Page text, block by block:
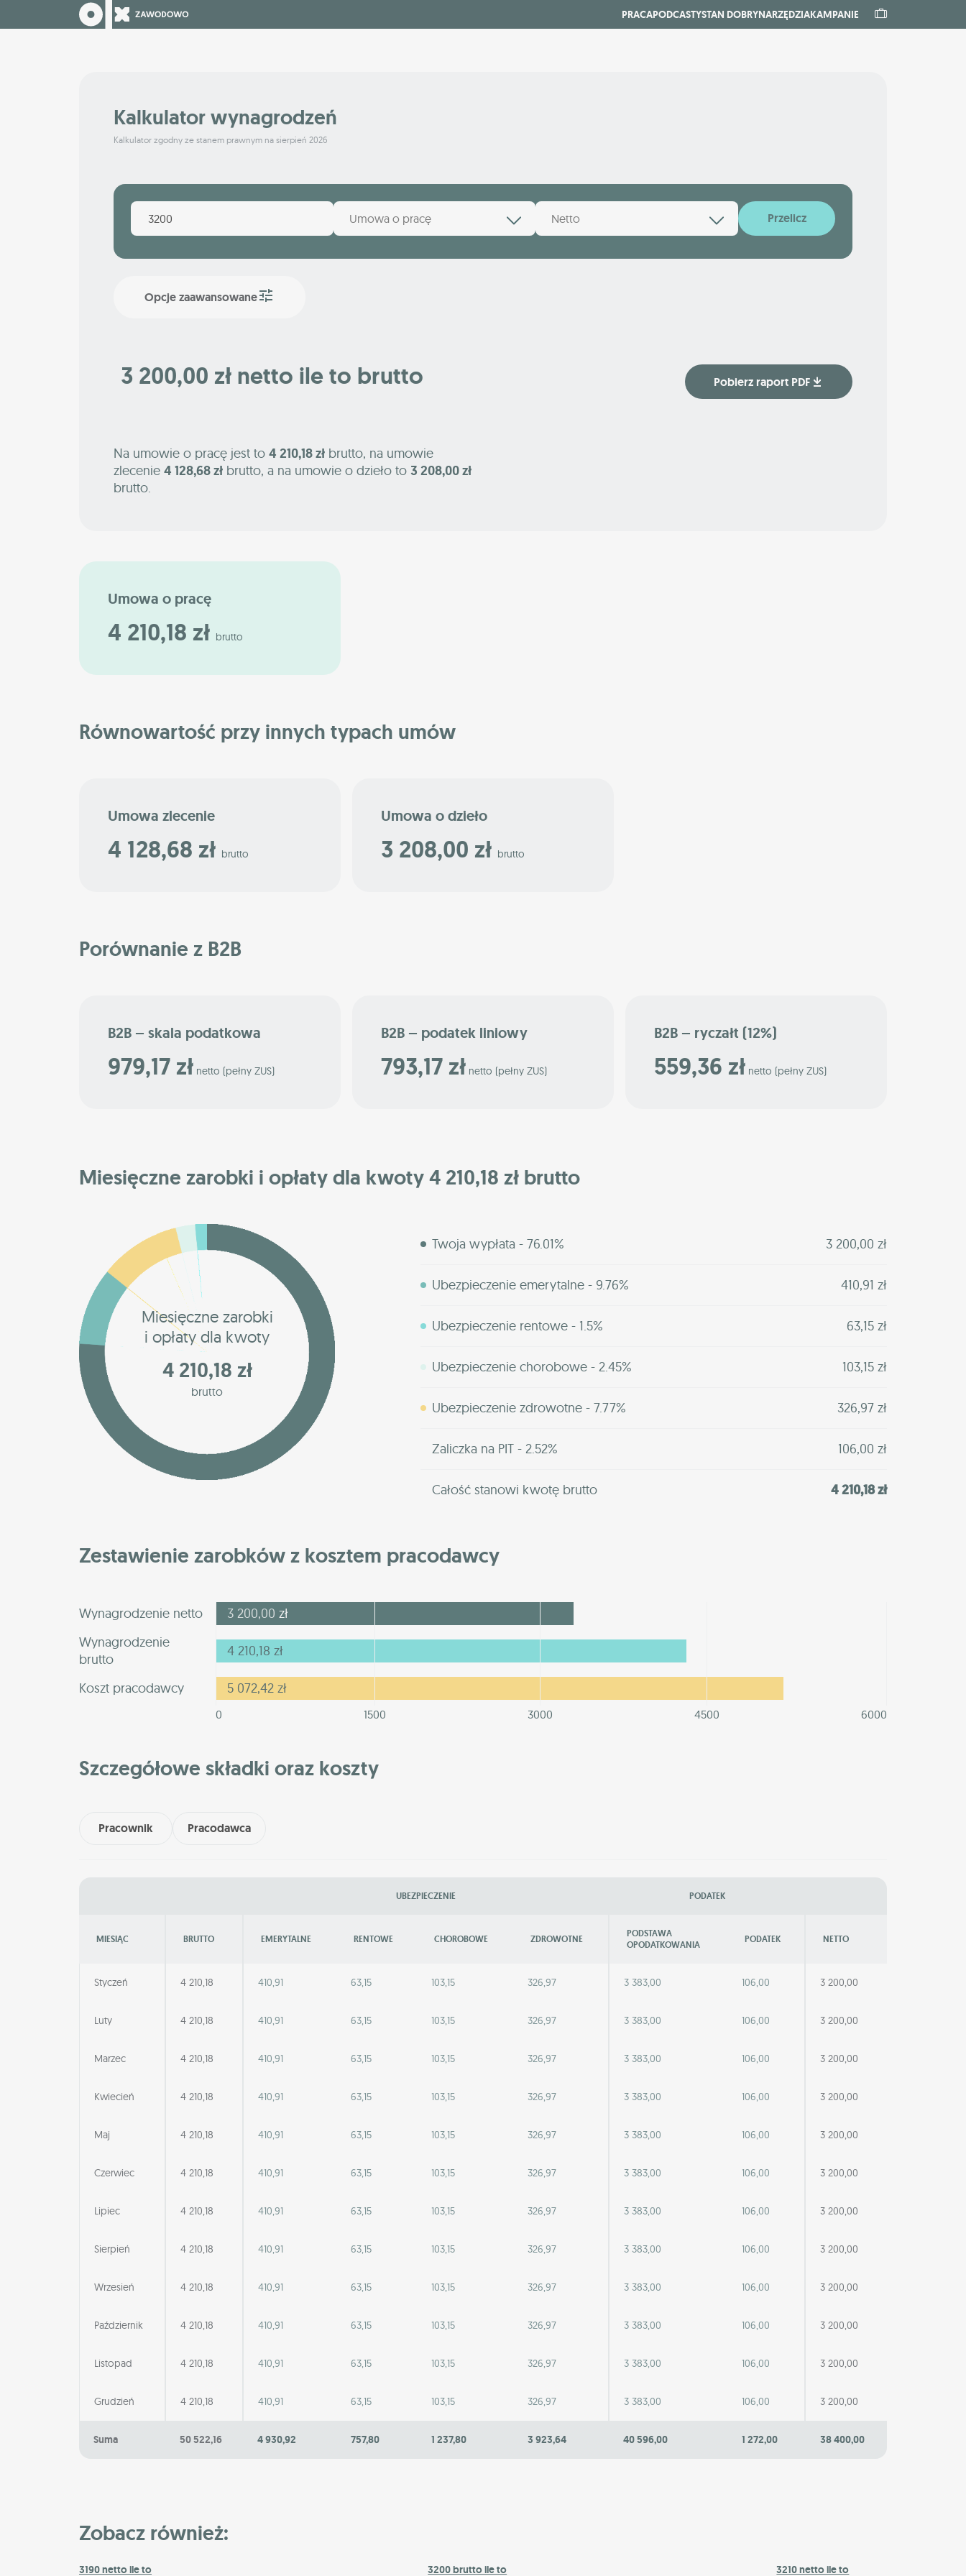
PRACAPODCASTYSTAN DOBRYNARZĘDZIAKAMPANIE
Kalkulator wynagrodzeń
Kalkulator zgodny ze stanem prawnym na sierpień 2026
Umowa o pracę Netto Przelicz
Opcje zaawansowane
3 200,00 zł netto ile to brutto Pobierz raport PDF
Na umowie o pracę jest to 4 210,18 zł brutto, na umowie
zlecenie 4 128,68 zł brutto, a na umowie o dzieło to 3 208,00 zł
brutto.
Umowa o pracę
4 210,18 zł brutto
Równowartość przy innych typach umów
Umowa zlecenie
4 128,68 zł brutto
Umowa o dzieło
3 208,00 zł brutto
Porównanie z B2B
B2B – skala podatkowa
979,17 zł netto (pełny ZUS)
B2B – podatek liniowy
793,17 zł netto (pełny ZUS)
B2B – ryczałt (12%)
559,36 zł netto (pełny ZUS)
Miesięczne zarobki i opłaty dla kwoty 4 210,18 zł brutto
Miesięczne zarobki
i opłaty dla kwoty
4 210,18 zł
brutto
Twoja wypłata - 76.01% 3 200,00 zł
Ubezpieczenie emerytalne - 9.76% 410,91 zł
Ubezpieczenie rentowe - 1.5% 63,15 zł
Ubezpieczenie chorobowe - 2.45% 103,15 zł
Ubezpieczenie zdrowotne - 7.77% 326,97 zł
Zaliczka na PIT - 2.52% 106,00 zł
Całość stanowi kwotę brutto 4 210,18 zł
Zestawienie zarobków z kosztem pracodawcy
Wynagrodzenie netto 3 200,00 zł
Wynagrodzenie
brutto
4 210,18 zł
Koszt pracodawcy 5 072,42 zł
0 1500 3000 4500 6000
Szczegółowe składki oraz koszty
Pracownik Pracodawca
UBEZPIECZENIE PODATEK
MIESIĄC BRUTTO EMERYTALNE RENTOWE CHOROBOWE ZDROWOTNE
PODSTAWA
OPODATKOWANIA
PODATEK NETTO
Styczeń 4 210,18 410,91 63,15 103,15 326,97 3 383,00 106,00 3 200,00
Luty 4 210,18 410,91 63,15 103,15 326,97 3 383,00 106,00 3 200,00
Marzec 4 210,18 410,91 63,15 103,15 326,97 3 383,00 106,00 3 200,00
Kwiecień 4 210,18 410,91 63,15 103,15 326,97 3 383,00 106,00 3 200,00
Maj 4 210,18 410,91 63,15 103,15 326,97 3 383,00 106,00 3 200,00
Czerwiec 4 210,18 410,91 63,15 103,15 326,97 3 383,00 106,00 3 200,00
Lipiec 4 210,18 410,91 63,15 103,15 326,97 3 383,00 106,00 3 200,00
Sierpień 4 210,18 410,91 63,15 103,15 326,97 3 383,00 106,00 3 200,00
Wrzesień 4 210,18 410,91 63,15 103,15 326,97 3 383,00 106,00 3 200,00
Październik 4 210,18 410,91 63,15 103,15 326,97 3 383,00 106,00 3 200,00
Listopad 4 210,18 410,91 63,15 103,15 326,97 3 383,00 106,00 3 200,00
Grudzień 4 210,18 410,91 63,15 103,15 326,97 3 383,00 106,00 3 200,00
Suma 50 522,16 4 930,92 757,80 1 237,80 3 923,64 40 596,00 1 272,00 38 400,00
Zobacz również:
3190 netto ile to 3200 brutto ile to 3210 netto ile to